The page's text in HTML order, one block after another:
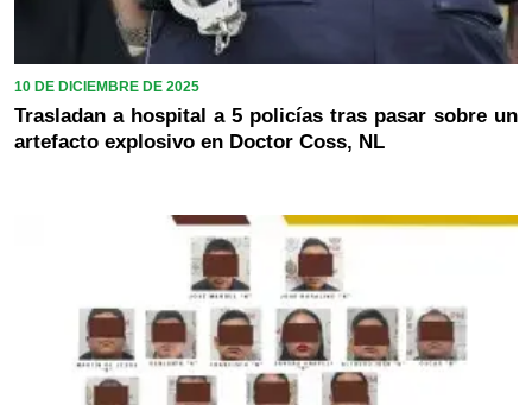
10 DE DICIEMBRE DE 2025
Trasladan a hospital a 5 policías tras pasar sobre un
artefacto explosivo en Doctor Coss, NL